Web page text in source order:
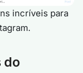
incríveis para
do